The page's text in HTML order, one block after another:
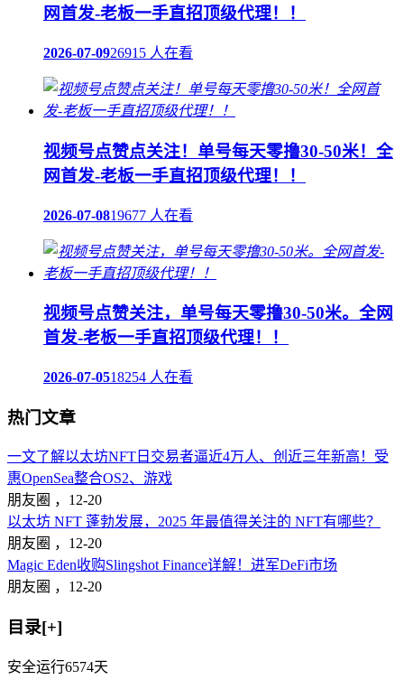
网首发-老板一手直招顶级代理！！
2026-07-0926915 人在看
视频号点赞点关注！单号每天零撸30-50米！全
网首发-老板一手直招顶级代理！！
2026-07-0819677 人在看
视频号点赞关注，单号每天零撸30-50米。全网
首发-老板一手直招顶级代理！！
2026-07-0518254 人在看
热门文章
一文了解以太坊NFT日交易者逼近4万人、创近三年新高！受
惠OpenSea整合OS2、游戏
朋友圈 ， 12-20
以太坊 NFT 蓬勃发展，2025 年最值得关注的 NFT有哪些？
朋友圈 ， 12-20
Magic Eden收购Slingshot Finance详解！进军DeFi市场
朋友圈 ， 12-20
目录[+]
安全运行6574天